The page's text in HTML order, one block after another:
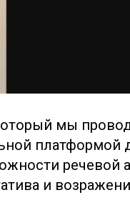
мы
платформой
речевой
и